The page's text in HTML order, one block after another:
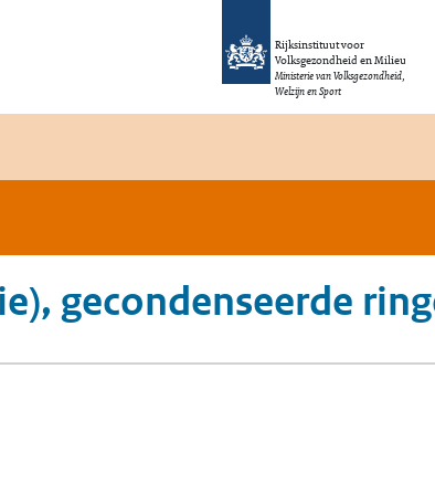
Rijksinstituut voor
Volksgezondheid en Milieu
Ministerie van Volksgezondheid,
Welzijn en Sport
gecondenseerde